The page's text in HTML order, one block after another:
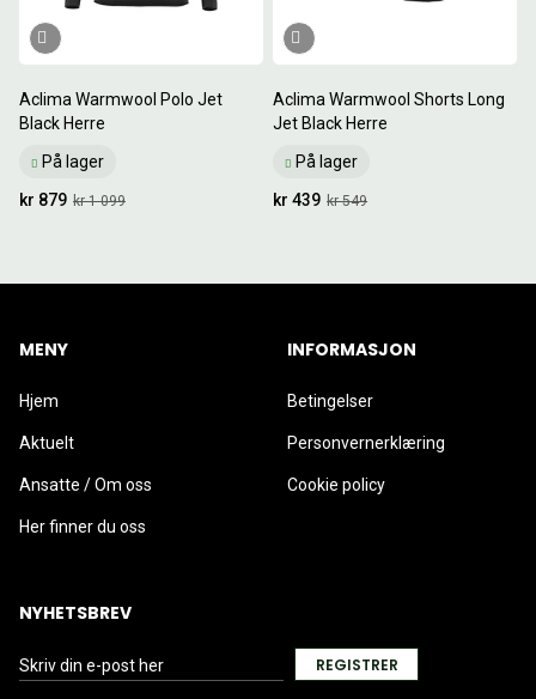
Aclima Warmwool Polo Jet
Black Herre
På lager
kr 1 099
kr 879
Aclima Warmwool Shorts Long
Jet Black Herre
På lager
kr 549
kr 439
MENY
Hjem
Aktuelt
Ansatte / Om oss
Her finner du oss
INFORMASJON
Betingelser
Personvernerklæring
Cookie policy
NYHETSBREV
REGISTRER